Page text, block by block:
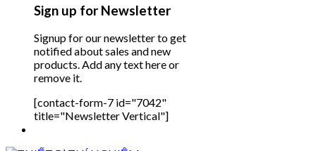
Sign up for Newsletter
Signup for our newsletter to get
notified about sales and new
products. Add any text here or
remove it.
[contact-form-7 id="7042"
title="Newsletter Vertical"]